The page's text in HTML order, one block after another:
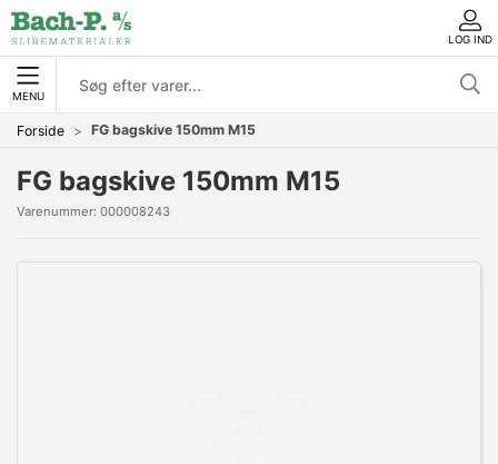
LOG IND
MENU
Forside FG bagskive 150mm M15
FG bagskive 150mm M15
Varenummer: 000008243